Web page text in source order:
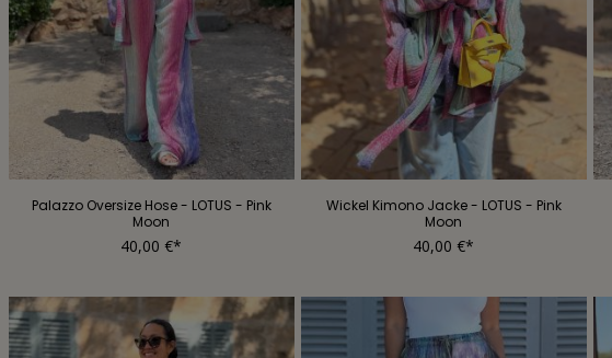
Palazzo Oversize Hose - LOTUS - Pink
Moon
40,00 €*
Wickel Kimono Jacke - LOTUS - Pink
Moon
40,00 €*